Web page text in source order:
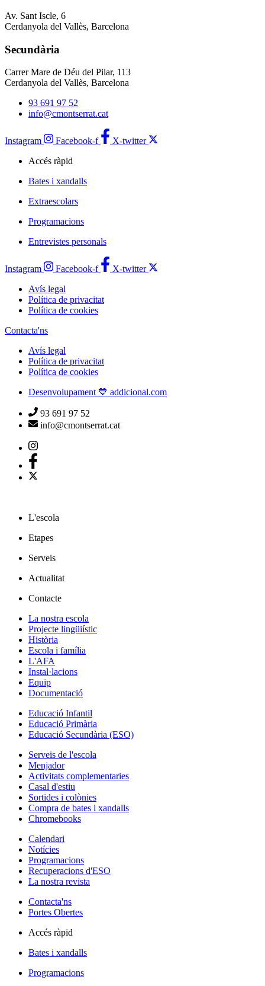
Av. Sant Iscle, 6
Cerdanyola del Vallès, Barcelona
Secundària
Carrer Mare de Déu del Pilar, 113
Cerdanyola del Vallès, Barcelona
93 691 97 52
info@cmontserrat.cat
Instagram Facebook-f
X-twitter
Accés ràpid
Bates i xandalls
Extraescolars
Programacions
Entrevistes personals
Instagram Facebook-f
X-twitter
Avís legal
Política de privacitat
Política de cookies
Contacta'ns
Avís legal
Política de privacitat
Política de cookies
Desenvolupament 💙 addicional.com
93 691 97 52
info@cmontserrat.cat
L'escola
Etapes
Serveis
Actualitat
Contacte
La nostra escola
Projecte lingüiístic
Història
Escola i família
L'AFA
Instal·lacions
Equip
Documentació
Educació Infantil
Educació Primària
Educació Secundària (ESO)
Serveis de l'escola
Menjador
Activitats complementaries
Casal d'estiu
Sortides i colònies
Compra de bates i xandalls
Chromebooks
Calendari
Notícies
Programacions
Recuperacions d'ESO
La nostra revista
Contacta'ns
Portes Obertes
Accés ràpid
Bates i xandalls
Programacions